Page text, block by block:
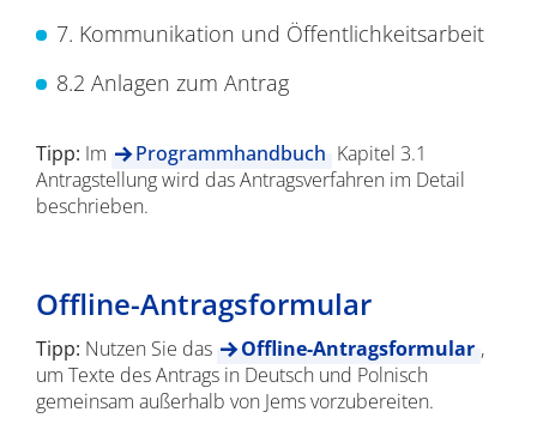
7. Kommunikation und Öffentlichkeitsarbeit
8.2 Anlagen zum Antrag
Tipp: Im Programmhandbuch Kapitel 3.1
Antragstellung wird das Antragsverfahren im Detail
beschrieben.
Offline-Antragsformular
Tipp: Nutzen Sie das Offline-Antragsformular ,
um Texte des Antrags in Deutsch und Polnisch
gemeinsam außerhalb von Jems vorzubereiten.